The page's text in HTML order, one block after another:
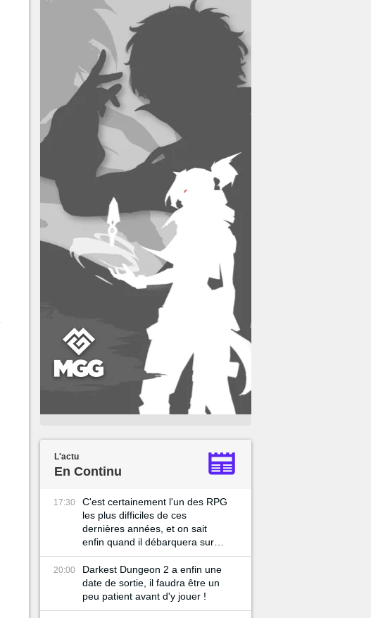
L'actu
En Continu
17:30
C'est certainement l'un des RPG
les plus difficiles de ces
dernières années, et on sait
enfin quand il débarquera sur
PS5 !
20:00
Darkest Dungeon 2 a enfin une
date de sortie, il faudra être un
peu patient avant d'y jouer !